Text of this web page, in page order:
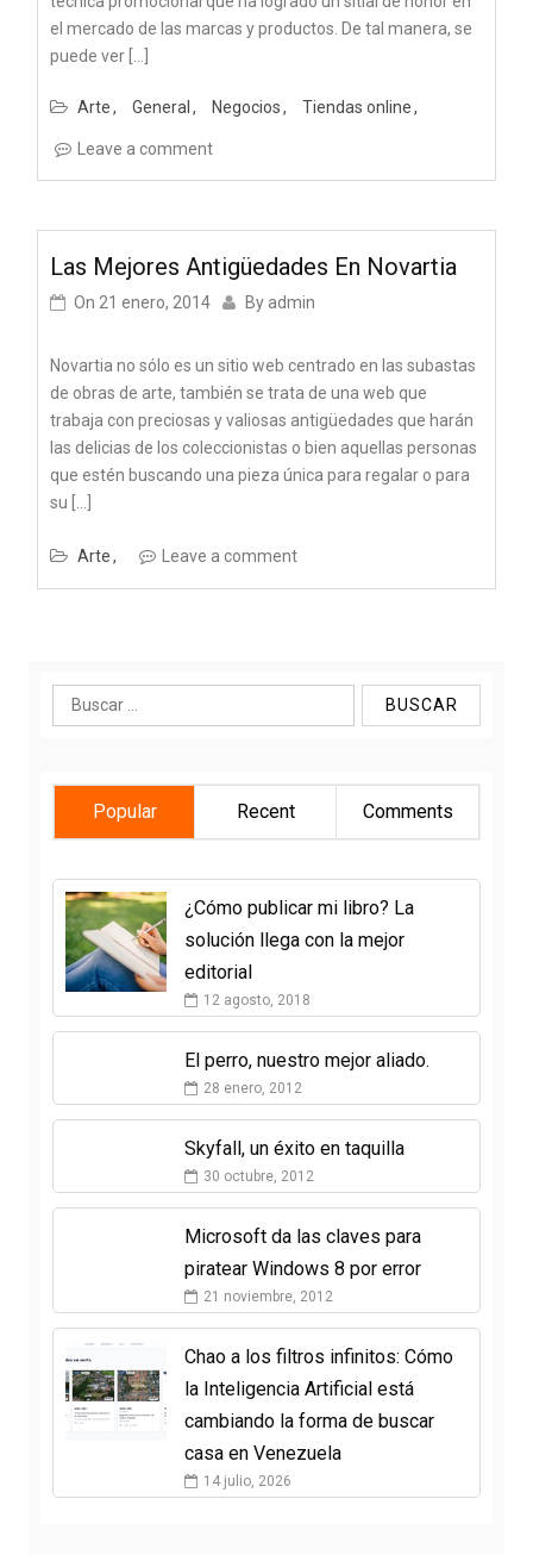
el mercado de las marcas y productos. De tal manera, se
puede ver […]
Arte General Negocios Tiendas online
Leave a comment
Las Mejores Antigüedades En Novartia
On 21 enero, 2014 By admin
Novartia no sólo es un sitio web centrado en las subastas
de obras de arte, también se trata de una web que
trabaja con preciosas y valiosas antigüedades que harán
las delicias de los coleccionistas o bien aquellas personas
que estén buscando una pieza única para regalar o para
su […]
Arte Leave a comment
Buscar:
Popular Recent Comments
¿Cómo publicar mi libro? La
solución llega con la mejor
editorial
12 agosto, 2018
El perro, nuestro mejor aliado.
28 enero, 2012
Skyfall, un éxito en taquilla
30 octubre, 2012
Microsoft da las claves para
piratear Windows 8 por error
21 noviembre, 2012
Chao a los filtros infinitos: Cómo
la Inteligencia Artificial está
cambiando la forma de buscar
casa en Venezuela
14 julio, 2026